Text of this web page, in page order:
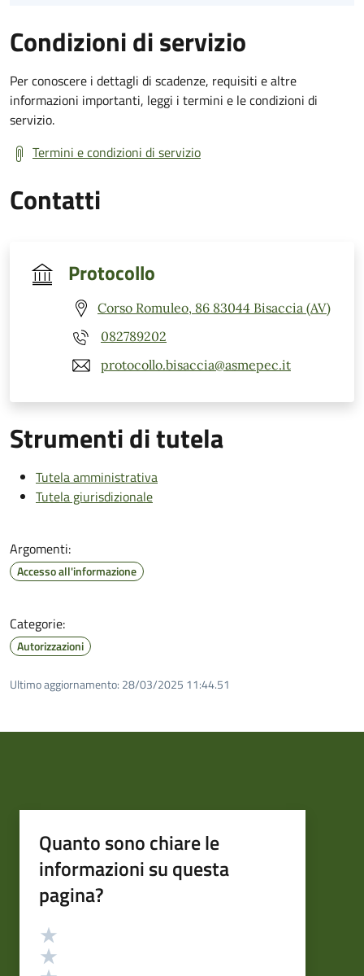
Condizioni di servizio
Per conoscere i dettagli di scadenze, requisiti e altre
informazioni importanti, leggi i termini e le condizioni di
servizio.
Termini e condizioni di servizio
Contatti
Protocollo
Corso Romuleo, 86 83044 Bisaccia (AV)
082789202
protocollo.bisaccia@asmepec.it
Strumenti di tutela
Tutela amministrativa
Tutela giurisdizionale
Argomenti:
Accesso all'informazione
Categorie:
Autorizzazioni
Ultimo aggiornamento: 28/03/2025 11:44.51
Quanto sono chiare le
informazioni su questa
pagina?
Valutazione